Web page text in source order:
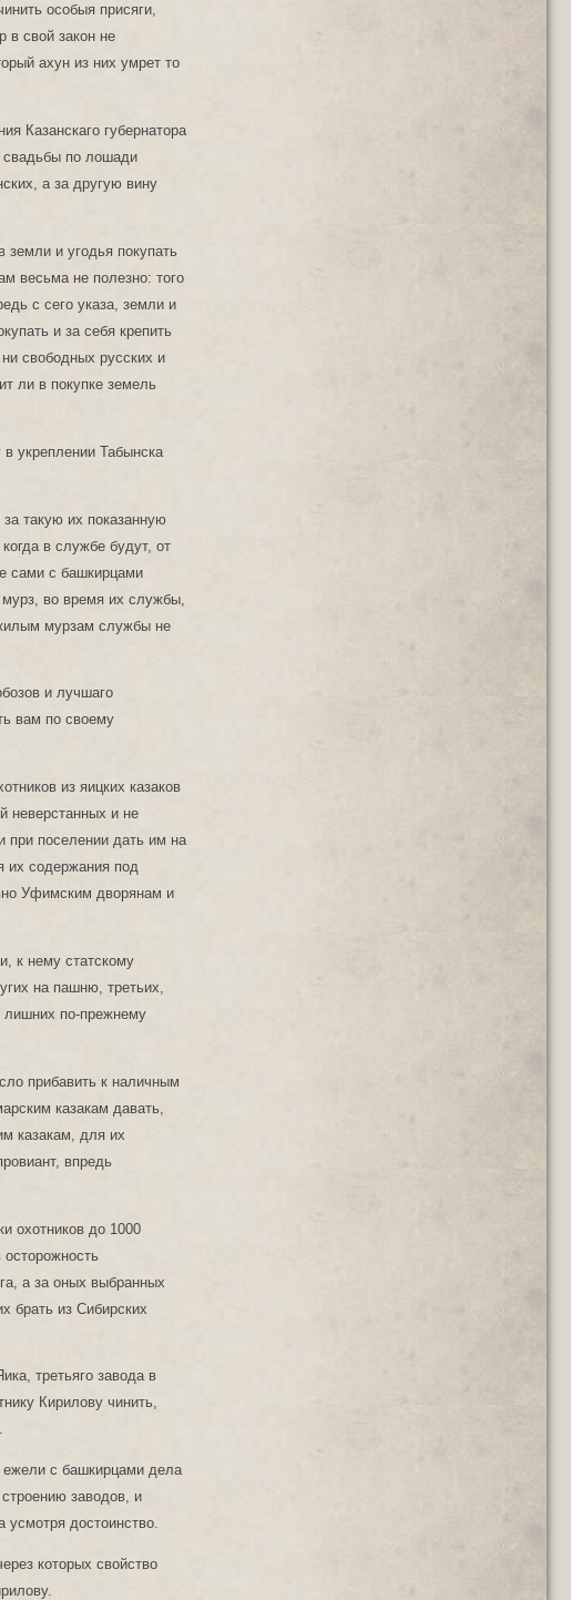
особыя присяги,
в свой закон не
ахун из них умрет то
Казанскаго губернатора
свадьбы по лошади
а за другую вину
и угодья покупать
весьма не полезно: того
с сего указа, земли и
и за себя крепить
свободных русских и
ли в покупке земель
укреплении Табынска
такую их показанную
в службе будут, от
сами с башкирцами
во время их службы,
мурзам службы не
и лучшаго
вам по своему
из яицких казаков
неверстанных и не
поселении дать им на
их содержания под
Уфимским дворянам и
к нему статскому
на пашню, третьих,
лишних по-прежнему
прибавить к наличным
казакам давать,
казакам, для их
впредь
охотников до 1000
а за оных выбранных
брать из Сибирских
третьяго завода в
Кирилову чинить,
ежели с башкирцами дела
заводов, и
усмотря достоинство.
которых свойство